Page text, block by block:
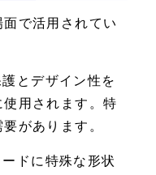
で活用されてい
とデザイン性を
用されます。特
があります。
ードに特殊な形状